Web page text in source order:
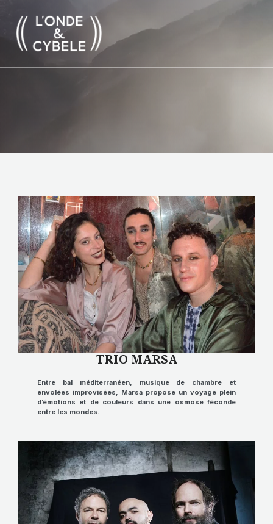
TRIO MARSA
Entre bal méditerranéen, musique de chambre et
envolées improvisées, Marsa propose un voyage plein
d’émotions et de couleurs dans une osmose féconde
entre les mondes.